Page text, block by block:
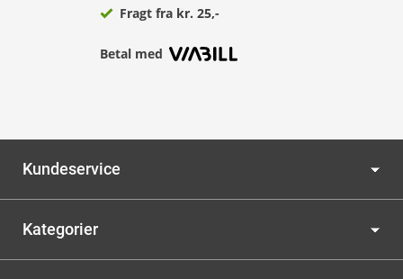
Fragt fra kr. 25,-
Betal med
Kundeservice
Kategorier